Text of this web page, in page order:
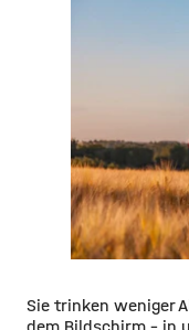
Sie trinken weniger